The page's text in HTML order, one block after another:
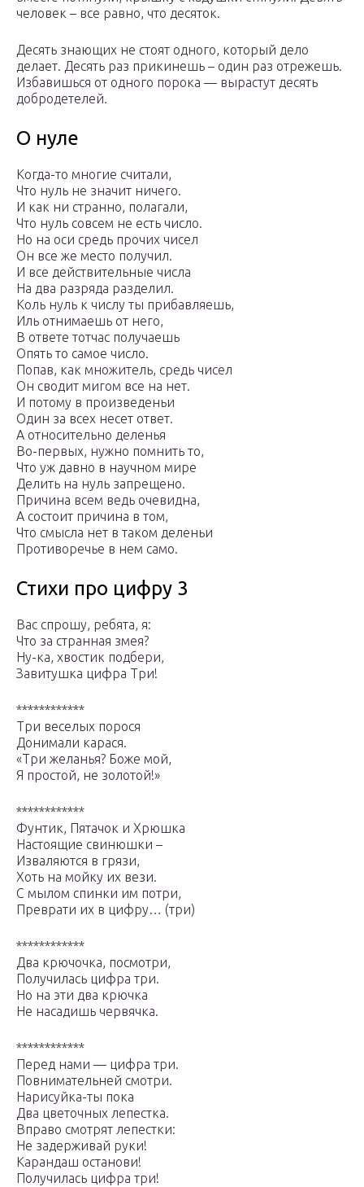
человек – все равно, что десяток.
Десять знающих не стоят одного, который дело
делает. Десять раз прикинешь – один раз отрежешь.
Избавишься от одного порока — вырастут десять
добродетелей.
О нуле
Когда-то многие считали,
Что нуль не значит ничего.
И как ни странно, полагали,
Что нуль совсем не есть число.
Но на оси средь прочих чисел
Он все же место получил.
И все действительные числа
На два разряда разделил.
Коль нуль к числу ты прибавляешь,
Иль отнимаешь от него,
В ответе тотчас получаешь
Опять то самое число.
Попав, как множитель, средь чисел
Он сводит мигом все на нет.
И потому в произведеньи
Один за всех несет ответ.
А относительно деленья
Во-первых, нужно помнить то,
Что уж давно в научном мире
Делить на нуль запрещено.
Причина всем ведь очевидна,
А состоит причина в том,
Что смысла нет в таком деленьи
Противоречье в нем само.
Стихи про цифру 3
Вас спрошу, ребята, я:
Что за странная змея?
Ну-ка, хвостик подбери,
Завитушка цифра Три!
************
Три веселых порося
Донимали карася.
«Три желанья? Боже мой,
Я простой, не золотой!»
************
Фунтик, Пятачок и Хрюшка
Настоящие свинюшки –
Изваляются в грязи,
Хоть на мойку их вези.
С мылом спинки им потри,
Преврати их в цифру… (три)
************
Два крючочка, посмотри,
Получилась цифра три.
Но на эти два крючка
Не насадишь червячка.
************
Перед нами — цифра три.
Повнимательней смотри.
Нарисуйка-ты пока
Два цветочных лепестка.
Вправо смотрят лепестки:
Не задерживай руки!
Карандаш останови!
Получилась цифра три!